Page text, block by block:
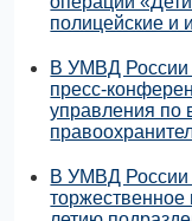
полицейские и
В УМВД России
пресс-
управления по
В УМВД России